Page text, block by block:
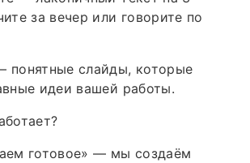
за вечер или говорите по
понятные слайды, которые
идеи вашей работы.
готовое» — мы создаём